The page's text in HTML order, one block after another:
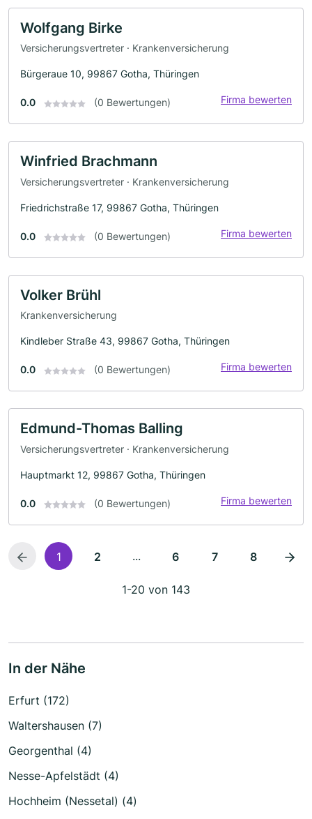
Wolfgang Birke
Versicherungsvertreter · Krankenversicherung
Bürgeraue 10, 99867 Gotha, Thüringen
0.0 (0 Bewertungen) Firma bewerten
Winfried Brachmann
Versicherungsvertreter · Krankenversicherung
Friedrichstraße 17, 99867 Gotha, Thüringen
0.0 (0 Bewertungen) Firma bewerten
Volker Brühl
Krankenversicherung
Kindleber Straße 43, 99867 Gotha, Thüringen
0.0 (0 Bewertungen) Firma bewerten
Edmund-Thomas Balling
Versicherungsvertreter · Krankenversicherung
Hauptmarkt 12, 99867 Gotha, Thüringen
0.0 (0 Bewertungen) Firma bewerten
1 2 ... 6 7 8
1-20 von 143
In der Nähe
Erfurt (172)
Waltershausen (7)
Georgenthal (4)
Nesse-Apfelstädt (4)
Hochheim (Nessetal) (4)